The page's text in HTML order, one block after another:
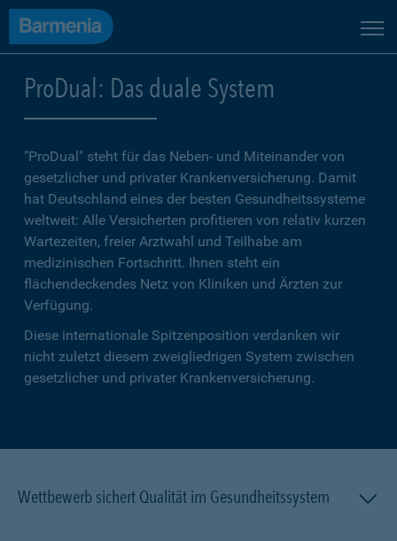
ProDual: Das duale System
"ProDual" steht für das Neben- und Miteinander von
gesetzlicher und privater Krankenversicherung. Damit
hat Deutschland eines der besten Gesundheitssysteme
weltweit: Alle Versicherten profitieren von relativ kurzen
Wartezeiten, freier Arztwahl und Teilhabe am
medizinischen Fortschritt. Ihnen steht ein
flächendeckendes Netz von Kliniken und Ärzten zur
Verfügung.
Diese internationale Spitzenposition verdanken wir
nicht zuletzt diesem zweigliedrigen System zwischen
gesetzlicher und privater Krankenversicherung.
Wettbewerb sichert Qualität im Gesundheitssystem